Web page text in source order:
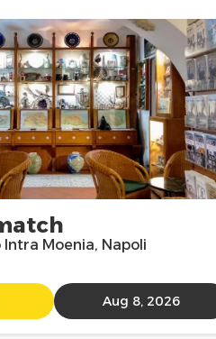
Moenia, Napoli
Aug 8, 2026